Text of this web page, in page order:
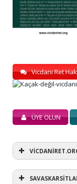
Vicdani Ret
ÜYE OLUN